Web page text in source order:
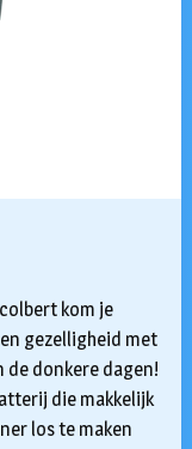
kom je
gezelligheid met
donkere dagen!
die makkelijk
los te maken